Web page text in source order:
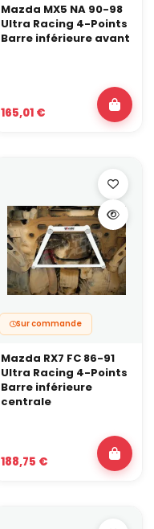
Mazda MX5 NA 90-98
Ultra Racing 4-Points
Barre inférieure avant
165,01 €
Sur commande
Mazda RX7 FC 86-91
Ultra Racing 4-Points
Barre inférieure
centrale
188,75 €